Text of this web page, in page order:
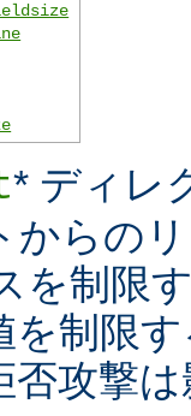
* ディレ
からの
を制限
を制限
否攻撃